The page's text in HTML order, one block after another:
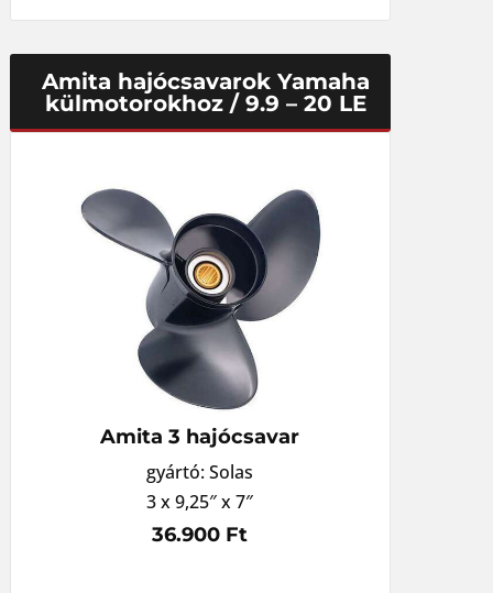
Amita hajócsavarok Yamaha
külmotorokhoz / 9.9 – 20 LE
Amita 3 hajócsavar
gyártó: Solas
3 x 9,25″ x 7″
36.900 Ft